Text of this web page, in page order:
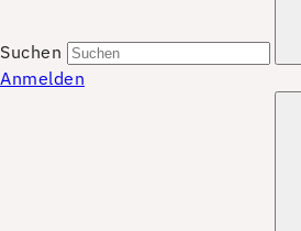
Suchen
Anmelden